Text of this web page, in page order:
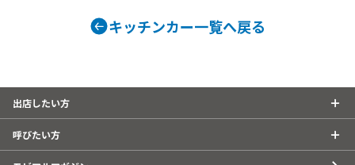
キッチンカー一覧へ戻る
出店したい方
呼びたい方